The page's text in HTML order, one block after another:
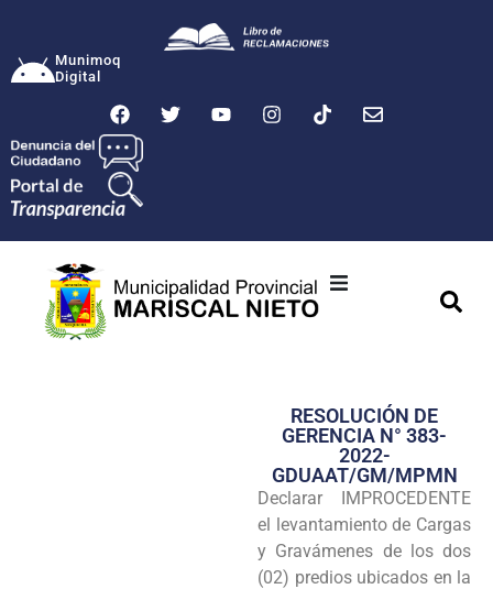
Munimoq
Digital
Transparencia
Seguridad
Programas
Intranet
RESOLUCIÓN DE
GERENCIA N° 383-
2022-
GDUAAT/GM/MPMN
Declarar IMPROCEDENTE
el levantamiento de Cargas
y Gravámenes de los dos
(02) predios ubicados en la